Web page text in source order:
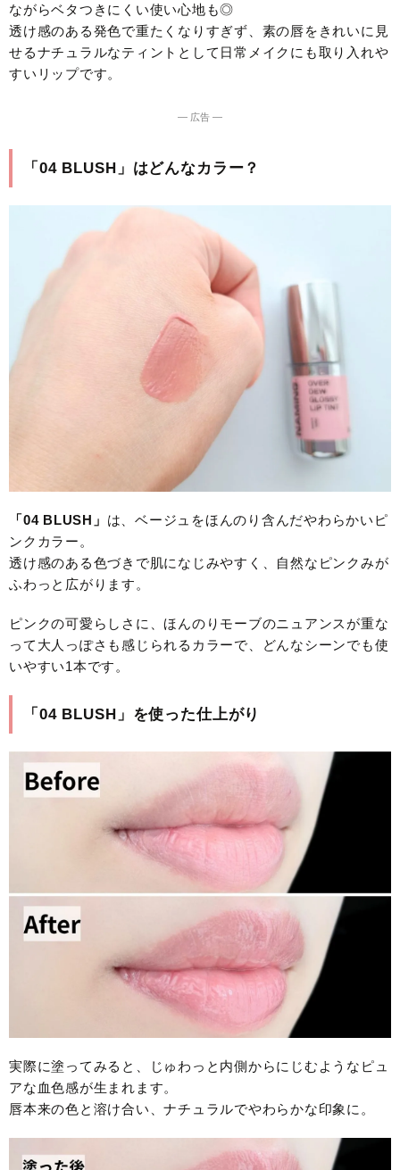
ながらベタつきにくい使い心地も◎
透け感のある発色で重たくなりすぎず、素の唇をきれいに見
せるナチュラルなティントとして日常メイクにも取り入れや
すいリップです。
― 広告 ―
「04 BLUSH」はどんなカラー？
「04 BLUSH」 は、ベージュをほんのり含んだやわらかいピ
ンクカラー。
透け感のある色づきで肌になじみやすく、自然なピンクみが
ふわっと広がります。
ピンクの可愛らしさに、ほんのりモーブのニュアンスが重な
って大人っぽさも感じられるカラーで、どんなシーンでも使
いやすい1本です。
「04 BLUSH」を使った仕上がり
実際に塗ってみると、じゅわっと内側からにじむようなピュ
アな血色感が生まれます。
唇本来の色と溶け合い、ナチュラルでやわらかな印象に。